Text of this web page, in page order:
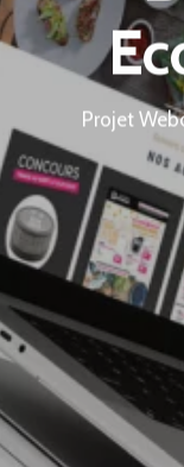
Projet